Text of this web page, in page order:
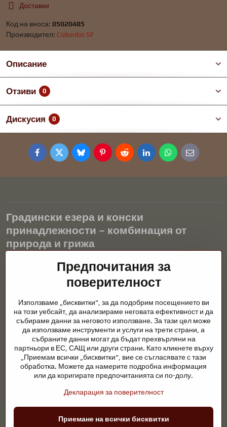
Доставки
Код на вноса: 05020485
Производител: Colombo SF
Описание
Отзиви 0
Дискусия 0
FacebookTwitterBlueskyPinterestRedditLinkedInWhatsApp
E-
mail
Градински езера и конски
принадлежности – комбинация от
природа и грижа
Градинските езера са красиво допълнение към всеки екстериор
и създават хармонична среда за релаксация и живот на водните
животни. Правилната технология, филтрацията и редовната
през цялата година. Също толкова важна е грижата за
животните, които са част от нашия живот.
Конете се нуждаят от висококачествени конски принадлежности,
правилно хранене и отговорни грижи, за да бъдат здрави, силни
и доволни. Независимо дали става въпрос за екипировка за
ездачи, развъдчици или любители на природата, целта е да се
създаде среда, която подкрепя естествения баланс,
©2026Авторско право
Предпочитания за
поверителност
Използваме „бисквитки", за да подобрим посещението ви
на този уебсайт, да анализираме неговата ефективност и да
събираме данни за неговото използване. За тази цел може
да използваме инструменти и услуги на трети страни, а
събраните данни могат да бъдат прехвърляни на
партньори в ЕС, САЩ или други страни. Като кликнете върху
„Приемам всички „бисквитки", вие се съгласявате с тази
обработка. Можете да намерите подробна информация
или да коригирате предпочитанията си по-долу.
Декларация за поверителност
Приемане на всички бисквитки